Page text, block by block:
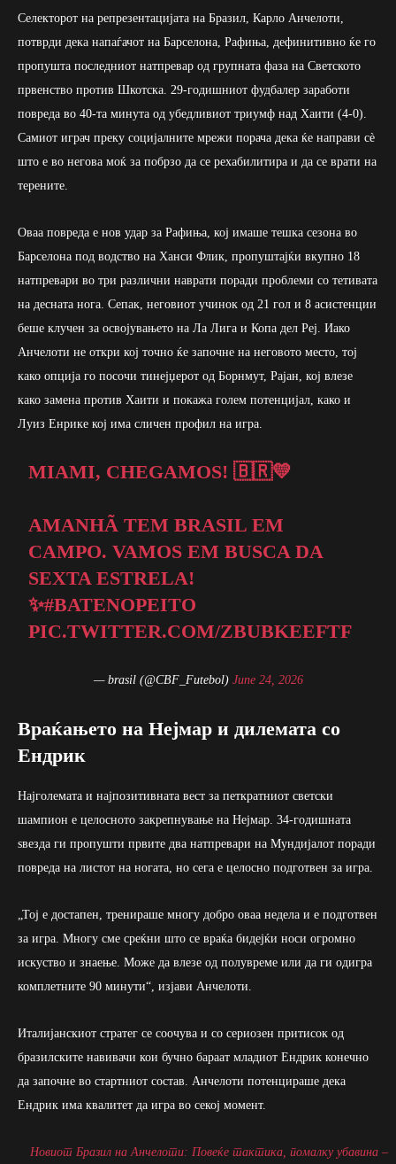
Селекторот на репрезентацијата на Бразил, Карло Анчелоти,
потврди дека напаѓачот на Барселона, Рафиња, дефинитивно ќе го
пропушта последниот натпревар од групната фаза на Светското
првенство против Шкотска. 29-годишниот фудбалер заработи
повреда во 40-та минута од убедливиот триумф над Хаити (4-0).
Самиот играч преку социјалните мрежи порача дека ќе направи сè
што е во негова моќ за побрзо да се рехабилитира и да се врати на
терените.
Оваа повреда е нов удар за Рафиња, кој имаше тешка сезона во
Барселона под водство на Ханси Флик, пропуштајќи вкупно 18
натпревари во три различни наврати поради проблеми со тетивата
на десната нога. Сепак, неговиот учинок од 21 гол и 8 асистенции
беше клучен за освојувањето на Ла Лига и Копа дел Реј. Иако
Анчелоти не откри кој точно ќе започне на неговото место, тој
како опција го посочи тинејџерот од Борнмут, Рајан, кој влезе
како замена против Хаити и покажа голем потенцијал, како и
Луиз Енрике кој има сличен профил на игра.
MIAMI, CHEGAMOS! 🇧🇷💛
AMANHÃ TEM BRASIL EM
CAMPO. VAMOS EM BUSCA DA
SEXTA ESTRELA!
✨#BATENOPEITO
PIC.TWITTER.COM/ZBUBKEEFTF
— brasil (@CBF_Futebol) June 24, 2026
Враќањето на Нејмар и дилемата со
Ендрик
Најголемата и најпозитивната вест за петкратниот светски
шампион е целосното закрепнување на Нејмар. 34-годишната
ѕвезда ги пропушти првите два натпревари на Мундијалот поради
повреда на листот на ногата, но сега е целосно подготвен за игра.
„Тој е достапен, тренираше многу добро оваа недела и е подготвен
за игра. Многу сме среќни што се враќа бидејќи носи огромно
искуство и знаење. Може да влезе од полувреме или да ги одигра
комплетните 90 минути“, изјави Анчелоти.
Италијанскиот стратег се соочува и со сериозен притисок од
бразилските навивачи кои бучно бараат младиот Ендрик конечно
да започне во стартниот состав. Анчелоти потенцираше дека
Ендрик има квалитет да игра во секој момент.
Новиот Бразил на Анчелоти: Повеќе тактика, помалку убавина –